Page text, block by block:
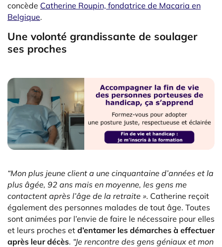
concède Catherine Roupin, fondatrice de Macaria en
Belgique.
Une volonté grandissante de soulager
ses proches
“Mon plus jeune client a une cinquantaine d’années et la
plus âgée, 92 ans mais en moyenne, les gens me
contactent après l’âge de la retraite ». Catherine reçoit
également des personnes malades de tout âge. Toutes
sont animées par l’envie de faire le nécessaire pour elles
et leurs proches et d’entamer les démarches à effectuer
après leur décès. “Je rencontre des gens géniaux et mon